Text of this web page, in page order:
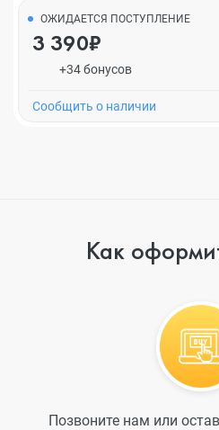
ОЖИДАЕТСЯ ПОСТУПЛЕНИЕ
3 390₽
+34 бонусов
Cообщить о наличии
Как
Позвоните нам или